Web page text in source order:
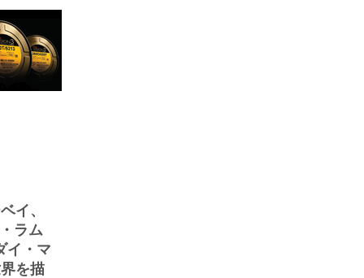
イ、
ラム
イ・マ
を描